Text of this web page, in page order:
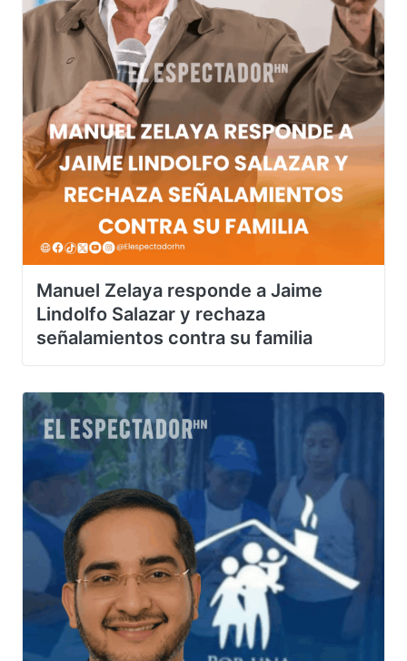
Manuel Zelaya responde a Jaime
señalamientos contra su familia